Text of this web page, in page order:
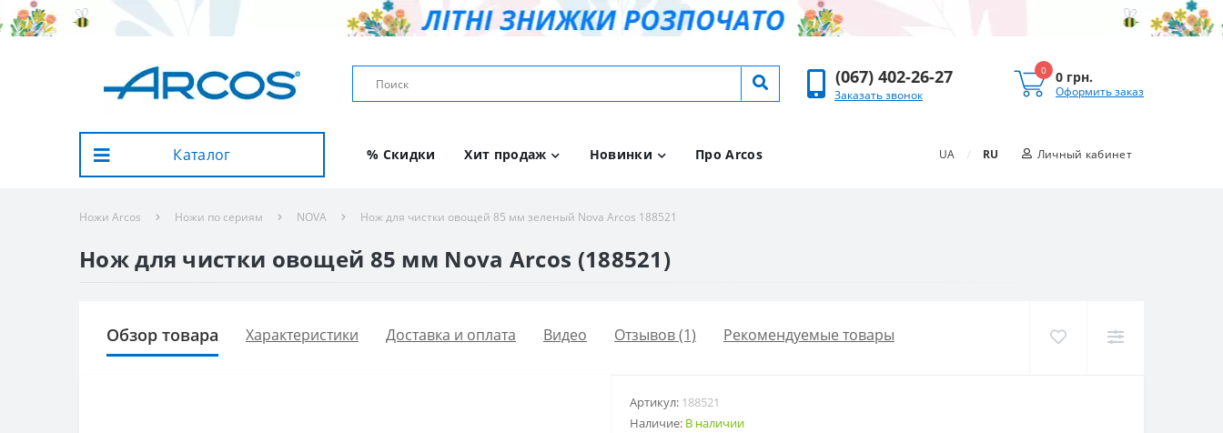
(067) 402-26-27
Заказать звонок
0 0 грн.
Оформить заказ
Каталог % Скидки Хит продаж Новинки Про Arcos UA / RU Личный кабинет
Ножи Arcos Ножи по сериям NOVA Нож для чистки овощей 85 мм зеленый Nova Arcos 188521
Нож для чистки овощей 85 мм Nova Arcos (188521)
Обзор товара Характеристики Доставка и оплата Видео Отзывов (1) Рекомендуемые товары
Артикул: 188521
Наличие: В наличии